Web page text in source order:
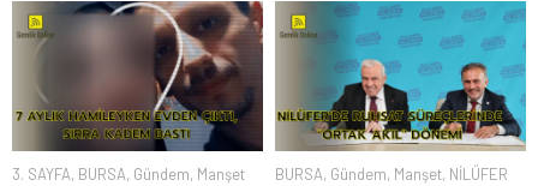
3. SAYFA, BURSA, Gündem, Manşet
BURSA, Gündem, Manşet, NİLÜFER